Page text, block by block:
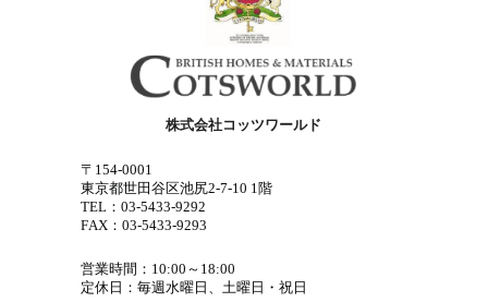
株式会社コッツワールド
〒154-0001
東京都世田谷区池尻2-7-10 1階
TEL：03-5433-9292
FAX：03-5433-9293
営業時間：10:00～18:00
定休日：毎週水曜日、土曜日・祝日